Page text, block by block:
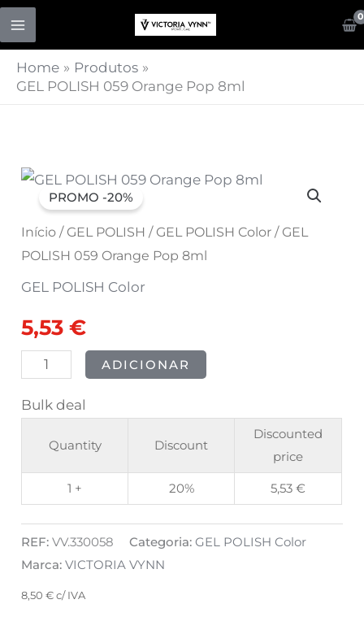
Skip
content
Home
Produtos
GEL POLISH 059 Orange Pop 8ml
Início / GEL POLISH / GEL POLISH Color / GEL
POLISH 059 Orange Pop 8ml
GEL POLISH Color
O
preço
original
era:
6,91 €.
5,53€
O
preço
atual
é:
5,53 €.
Quantidade
GEL
POLISH
059
Pop
8ml
ADICIONAR
Bulk deal
Quantity Discount
Discounted
price
1 + 20% 5,53€
REF:VV.330058 Categoria:GEL POLISH Color
Marca:VICTORIA VYNN
8,50€ c/ IVA
PROMO -20%